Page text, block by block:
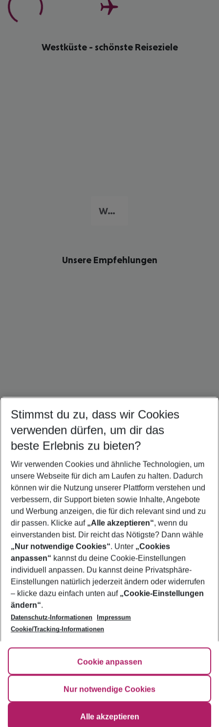
Ergebnisse filtern
Westküste - schönste Reiseziele
Westküste
Unsere Empfehlungen
Quicklinks
Flug & Hotel Westküste
Pauschalreisen Westküste
Footer
Footer navigation
Über uns
AGB
Bestpreisgarantie
Cookie-Einstellungen ändern
Cookie-Richtlinie
Impressum
Agenturbetreuung
Barrierefreies Reisen
HanseMerkur Reiseversicherung
Hilfe & Kontakt
Folge uns
Stimmst du zu, dass wir Cookies
verwenden dürfen, um dir das
beste Erlebnis zu bieten?
Wir verwenden Cookies und ähnliche Technologien, um
unsere Webseite für dich am Laufen zu halten. Dadurch
können wir die Nutzung unserer Plattform verstehen und
verbessern, dir Support bieten sowie Inhalte, Angebote
und Werbung anzeigen, die für dich relevant sind und zu
dir passen. Klicke auf „Alle akzeptieren“, wenn du
einverstanden bist. Dir reicht das Nötigste? Dann wähle
„Nur notwendige Cookies“. Unter „Cookies
anpassen“ kannst du deine Cookie-Einstellungen
individuell anpassen. Du kannst deine Privatsphäre-
Einstellungen natürlich jederzeit ändern oder widerrufen
– klicke dazu einfach unten auf „Cookie-Einstellungen
ändern“.
Datenschutz-Informationen
Impressum
Cookie/Tracking-Informationen
Cookie anpassen
Nur notwendige Cookies
Alle akzeptieren